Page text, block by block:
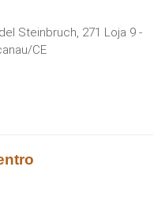
Steinbruch, 271 Loja 9 -
/CE